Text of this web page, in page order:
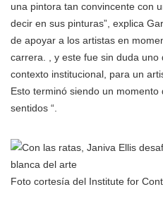
una pintora tan convincente con
decir en sus pinturas”, explica
de apoyar a los artistas en
carrera. , y este fue sin duda uno
contexto institucional, para un
Esto terminó siendo un
sentidos “.
Foto cortesía del Institute for